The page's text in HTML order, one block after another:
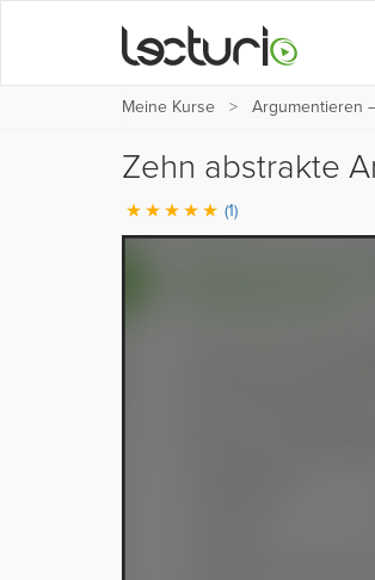
Meine Kurse Argumentieren
Zehn abstrakte
(1)